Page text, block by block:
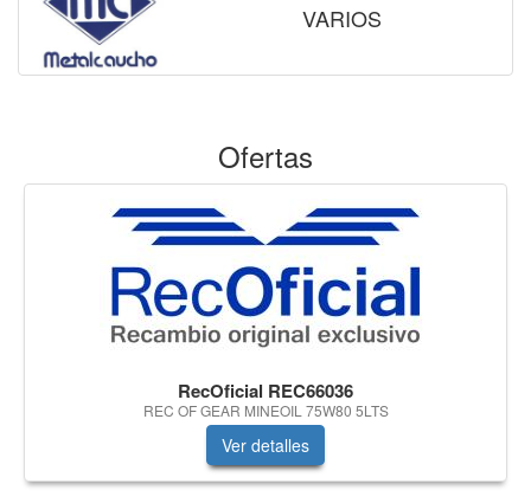
VARIOS
Ofertas
RecOficial REC66036
REC OF GEAR MINEOIL 75W80 5LTS
Ver detalles